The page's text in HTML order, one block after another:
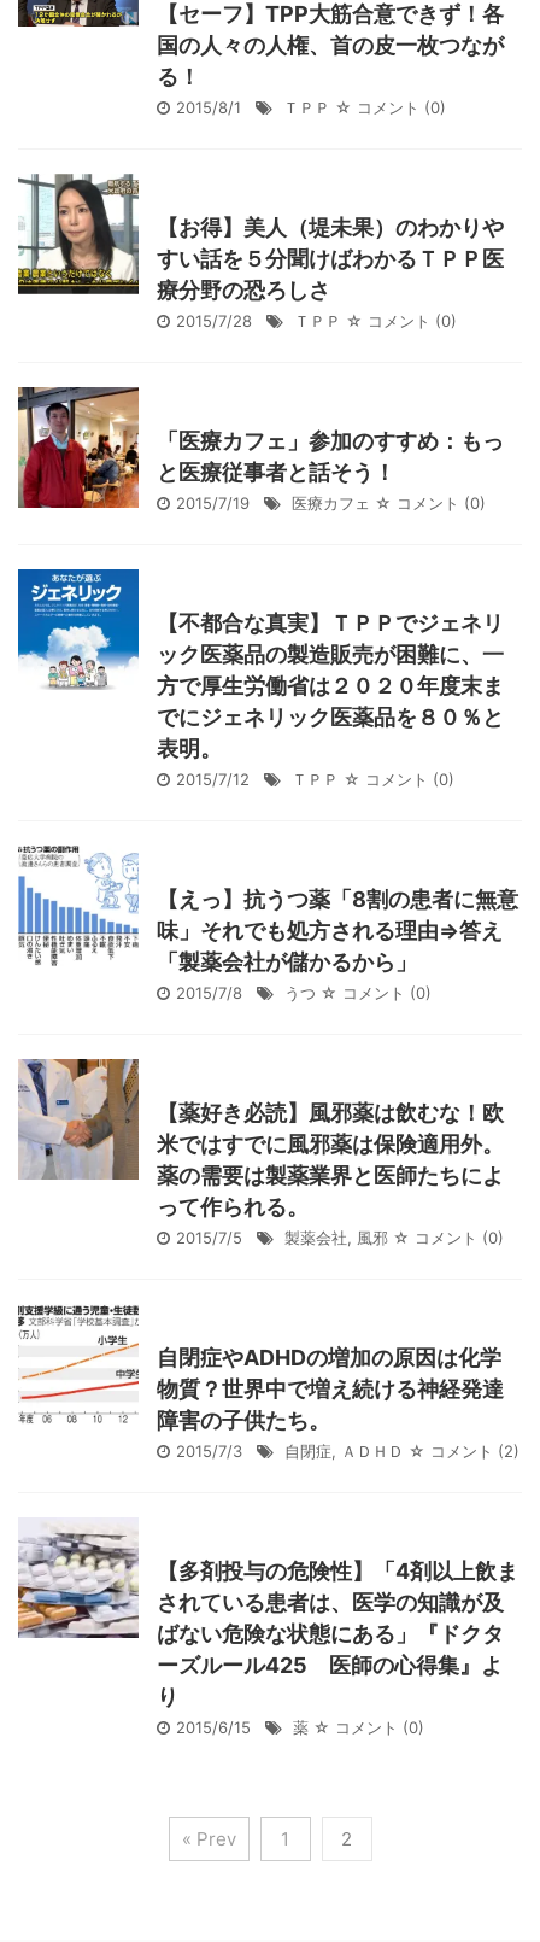
【セーフ】TPP大筋合意できず！各
国の人々の人権、首の皮一枚つなが
る！
2015/8/1 ＴＰＰ ☆ コメント (0)
【お得】美人（堤未果）のわかりや
すい話を５分聞けばわかるＴＰＰ医
療分野の恐ろしさ
2015/7/28 ＴＰＰ ☆ コメント (0)
「医療カフェ」参加のすすめ：もっ
と医療従事者と話そう！
2015/7/19 医療カフェ ☆ コメント (0)
【不都合な真実】ＴＰＰでジェネリ
ック医薬品の製造販売が困難に、一
方で厚生労働省は２０２０年度末ま
でにジェネリック医薬品を８０％と
表明。
2015/7/12 ＴＰＰ ☆ コメント (0)
【えっ】抗うつ薬「8割の患者に無意
味」それでも処方される理由⇒答え
「製薬会社が儲かるから」
2015/7/8 うつ ☆ コメント (0)
【薬好き必読】風邪薬は飲むな！欧
米ではすでに風邪薬は保険適用外。
薬の需要は製薬業界と医師たちによ
って作られる。
2015/7/5 製薬会社, 風邪 ☆ コメント (0)
自閉症やADHDの増加の原因は化学
物質？世界中で増え続ける神経発達
障害の子供たち。
2015/7/3 自閉症, ＡＤＨＤ ☆ コメント (2)
【多剤投与の危険性】「4剤以上飲ま
されている患者は、医学の知識が及
ばない危険な状態にある」『ドクタ
ーズルール425 医師の心得集』よ
り
2015/6/15 薬 ☆ コメント (0)
« Prev 1 2